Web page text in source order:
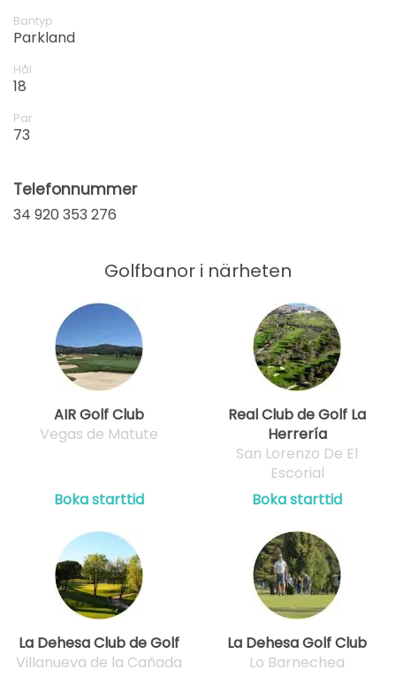
Bantyp
Parkland
Hål
18
Par
73
Telefonnummer
34 920 353 276
Golfbanor i närheten
AIR Golf Club
Vegas de Matute
Boka starttid
Real Club de Golf La
Herrería
San Lorenzo De El
Escorial
Boka starttid
La Dehesa Club de Golf
Villanueva de la Cañada
La Dehesa Golf Club
Lo Barnechea